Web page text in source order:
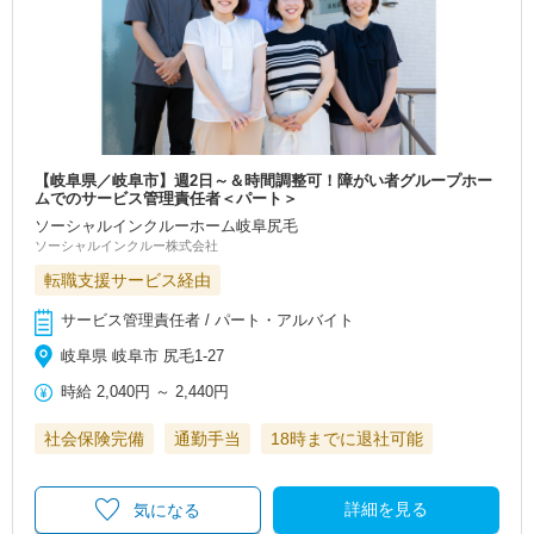
【岐阜県／岐阜市】週2日～＆時間調整可！障がい者グループホー
ムでのサービス管理責任者＜パート＞
ソーシャルインクルーホーム岐阜尻毛
ソーシャルインクルー株式会社
転職支援サービス経由
サービス管理責任者 / パート・アルバイト
岐阜県 岐阜市 尻毛1-27
時給 2,040円 ～2,440円
社会保険完備 通勤手当 18時までに退社可能
詳細を見る
気になる